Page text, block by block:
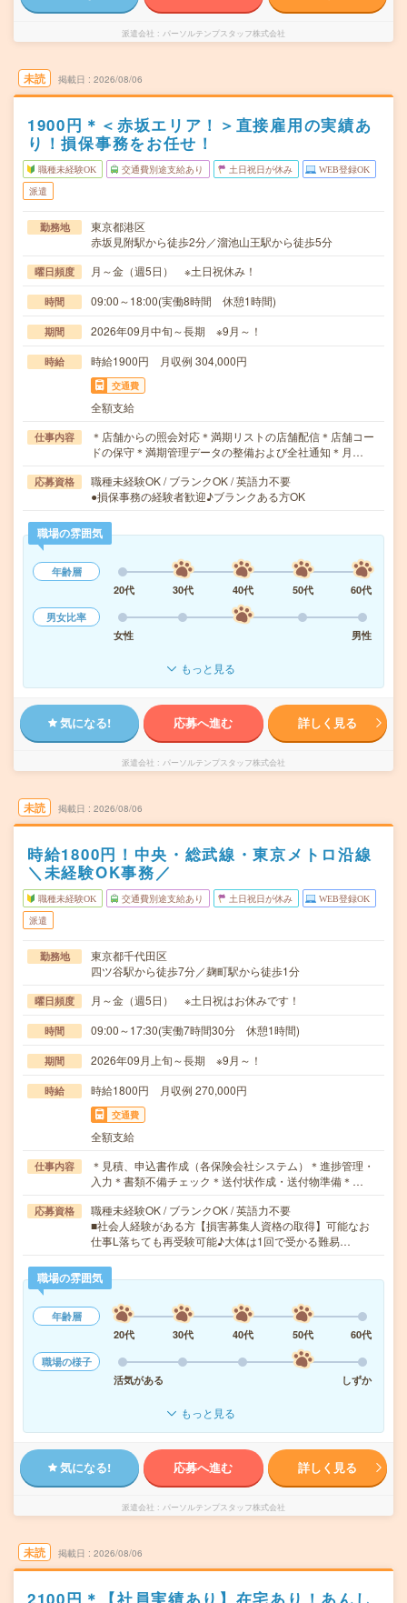
派遣会社 パーソルテンプスタッフ株式会社
未読 掲載日 2026/08/06
1900円＊＜赤坂エリア！＞直接雇用の実績あ
り！損保事務をお任せ！
職種未経験OK 交通費別途支給あり 土日祝日が休み WEB登録OK
派遣
勤務地
東京都港区
赤坂見附駅から徒歩2分／溜池山王駅から徒歩5分
曜日頻度 月～金（週5日） ※土日祝休み！
時間 09:00～18:00(実働8時間 休憩1時間)
期間 2026年09月中旬～長期 ※9月～！
時給 時給1900円 月収例 304,000円
交通費
全額支給
仕事内容
＊店舗からの照会対応＊満期リストの店舗配信＊店舗コー
ドの保守＊満期管理データの整備および全社通知＊月…
応募資格
職種未経験OK / ブランクOK / 英語力不要
●損保事務の経験者歓迎♪ブランクある方OK
職場の雰囲気
年齢層
20代
30代 40代 50代
60代
男女比率
女性
男性
もっと見る
気になる! 応募へ進む 詳しく見る
派遣会社 パーソルテンプスタッフ株式会社
未読 掲載日 2026/08/06
時給1800円！中央・総武線・東京メトロ沿線
＼未経験OK事務／
職種未経験OK 交通費別途支給あり 土日祝日が休み WEB登録OK
派遣
勤務地
東京都千代田区
四ツ谷駅から徒歩7分／麹町駅から徒歩1分
曜日頻度 月～金（週5日） ※土日祝はお休みです！
時間 09:00～17:30(実働7時間30分 休憩1時間)
期間 2026年09月上旬～長期 ※9月～！
時給 時給1800円 月収例 270,000円
交通費
全額支給
仕事内容
＊見積、申込書作成（各保険会社システム）＊進捗管理・
入力＊書類不備チェック＊送付状作成・送付物準備＊…
応募資格
職種未経験OK / ブランクOK / 英語力不要
■社会人経験がある方【損害募集人資格の取得】可能なお
仕事L落ちても再受験可能♪大体は1回で受かる難易…
職場の雰囲気
年齢層
20代
30代 40代 50代
60代
職場の様子
活気がある
しずか
もっと見る
気になる! 応募へ進む 詳しく見る
派遣会社 パーソルテンプスタッフ株式会社
未読 掲載日 2026/08/06
2100円＊【社員実績あり】在宅あり！あんし